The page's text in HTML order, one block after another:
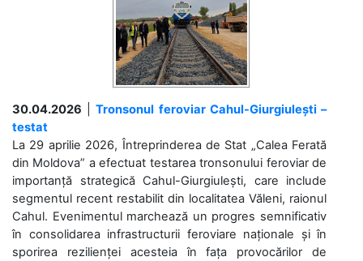
30.04.2026 |Tronsonul feroviar Cahul-Giurgiulești –
testat
La 29 aprilie 2026, Întreprinderea de Stat „Calea Ferată
din Moldova” a efectuat testarea tronsonului feroviar de
importanță strategică Cahul-Giurgiulești, care include
segmentul recent restabilit din localitatea Văleni, raionul
Cahul. Evenimentul marchează un progres semnificativ
în consolidarea infrastructurii feroviare naționale și în
sporirea rezilienței acesteia în fața provocărilor de